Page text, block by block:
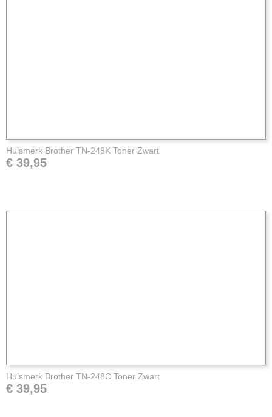
Huismerk Brother TN-248K Toner Zwart
€ 39,95
Huismerk Brother TN-248C Toner Zwart
€ 39,95